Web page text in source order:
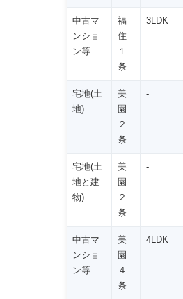
中古マ
ンショ
ン等
福
住
１
条
3LDK
宅地(土
地)
美
園
２
条
-
宅地(土
地と建
物)
美
園
２
条
-
中古マ
ンショ
ン等
美
園
４
条
4LDK